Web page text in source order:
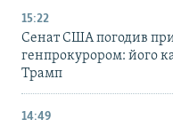
15:22
Сенат США погодив
генпрокурором: його
Трамп
14:49